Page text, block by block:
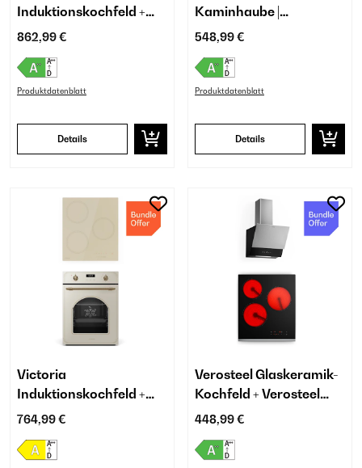
Induktionskochfeld +
Velaire Kochfeldabzug |
862,99 €
Produktdatenblatt
Details
Kaminhaube |
Minimalistisch &
548,99 €
Produktdatenblatt
Details
Victoria
Induktionskochfeld +
Victoria
764,99 €
Verosteel Glaskeramik-
Kochfeld + Verosteel
Kopffreihaube | 45 cm
448,99 €